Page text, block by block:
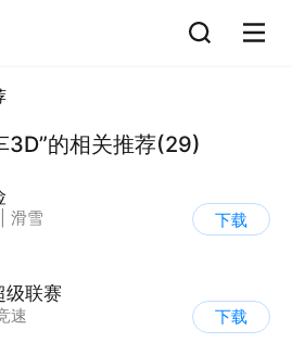
3D”的相关推荐(29)
滑雪
下载
级联赛
速
下载